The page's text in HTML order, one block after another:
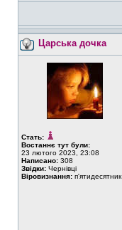
Царська дочка
Стать:
Востаннє тут були:
23 лютого 2023, 23:08
Написано: 308
Звідки: Чернівці
Віровизнання: п'ятидесятник